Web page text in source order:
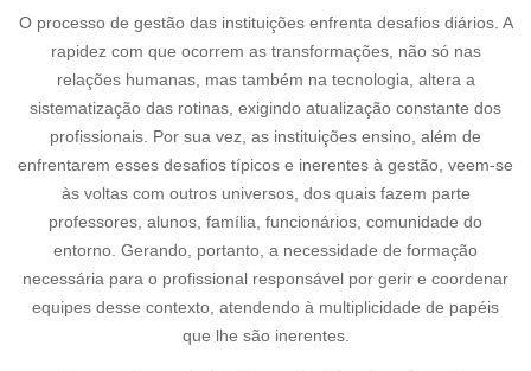
O processo de gestão das instituições enfrenta desafios diários. A
rapidez com que ocorrem as transformações, não só nas
relações humanas, mas também na tecnologia, altera a
sistematização das rotinas, exigindo atualização constante dos
profissionais. Por sua vez, as instituições ensino, além de
enfrentarem esses desafios típicos e inerentes à gestão, veem-se
às voltas com outros universos, dos quais fazem parte
professores, alunos, família, funcionários, comunidade do
entorno. Gerando, portanto, a necessidade de formação
necessária para o profissional responsável por gerir e coordenar
equipes desse contexto, atendendo à multiplicidade de papéis
que lhe são inerentes.